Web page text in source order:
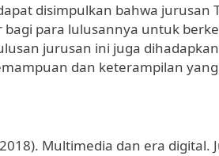
disimpulkan bahwa jurusan
bagi para lulusannya untuk
jurusan ini juga
dan keterampilan
Multimedia dan era digital.